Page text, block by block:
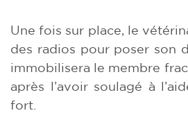
Une fois sur place, le
des radios pour poser son
immobilisera le membre
après l’avoir soulagé à
fort.